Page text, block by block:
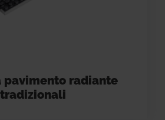
pavimento radiante
tradizionali